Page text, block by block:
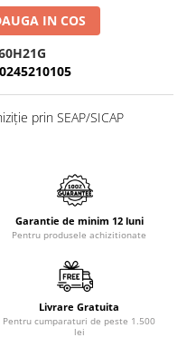
IN COS
0245210105
prin SEAP/SICAP
Garantie de minim 12 luni
Pentru produsele achizitionate
Livrare Gratuita
Pentru cumparaturi de peste 1.500
lei